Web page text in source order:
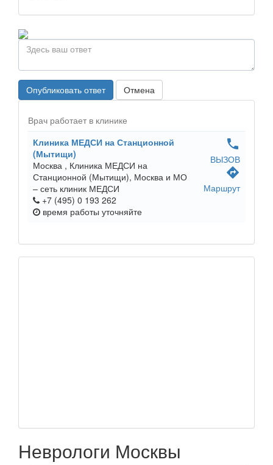
Опубликовать ответ Отмена
Врач работает в клинике
Клиника МЕДСИ на Станционной
(Мытищи)
Москва , Клиника МЕДСИ на
Станционной (Мытищи), Москва и МО
– сеть клиник МЕДСИ
+7 (495) 0 193 262
время работы уточняйте
phone
ВЫЗОВ
directions
Маршрут
Неврологи Москвы